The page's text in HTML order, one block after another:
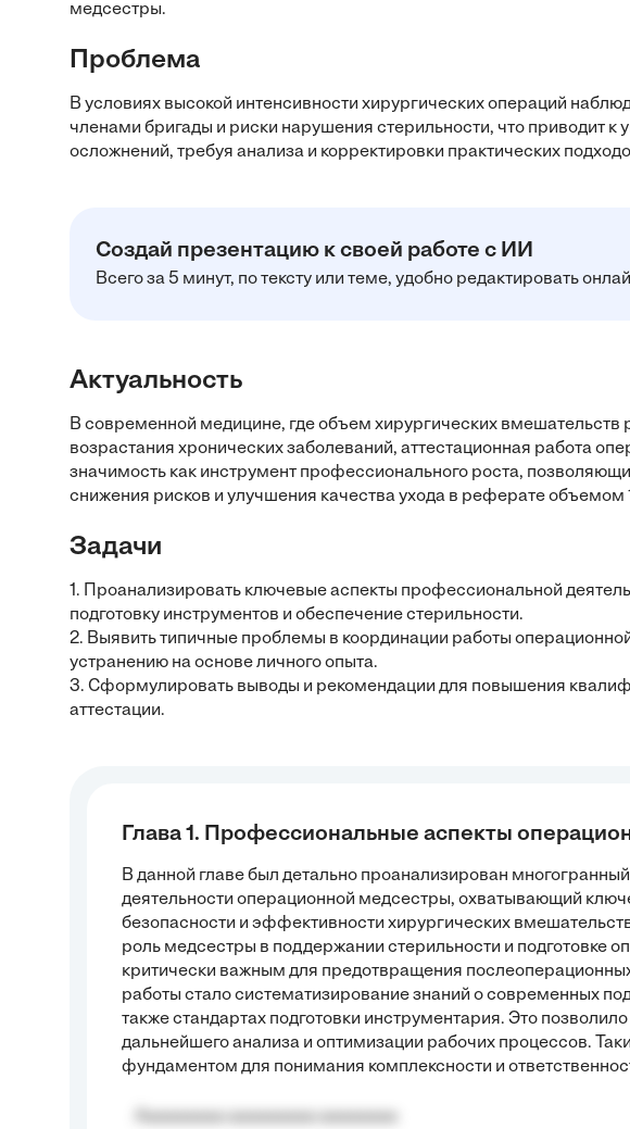
медсестры.
Проблема
В условиях высокой интенсивности хирургических операций
членами бригады и риски нарушения стерильности, что приводит
осложнений, требуя анализа и корректировки практических
Создай презентацию к своей работе с ИИ
Всего за 5 минут, по тексту или теме, удобно редактировать
Актуальность
В современной медицине, где объем хирургических вмешательств
возрастания хронических заболеваний, аттестационная работа
значимость как инструмент профессионального роста,
снижения рисков и улучшения качества ухода в реферате объемом
Задачи
1. Проанализировать ключевые аспекты профессиональной
подготовку инструментов и обеспечение стерильности.
2. Выявить типичные проблемы в координации работы
устранению на основе личного опыта.
3. Сформулировать выводы и рекомендации для повышения
аттестации.
Глава 1. Профессиональные аспекты
В данной главе был детально проанализирован
деятельности операционной медсестры, охватывающий
безопасности и эффективности хирургических
роль медсестры в поддержании стерильности и подготовке
критически важным для предотвращения
работы стало систематизирование знаний о современных
также стандартах подготовки инструментария. Это
дальнейшего анализа и оптимизации рабочих процессов.
фундаментом для понимания комплексности и